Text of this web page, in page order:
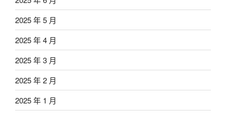
2025 年 5 月
2025 年 4 月
2025 年 3 月
2025 年 2 月
2025 年 1 月